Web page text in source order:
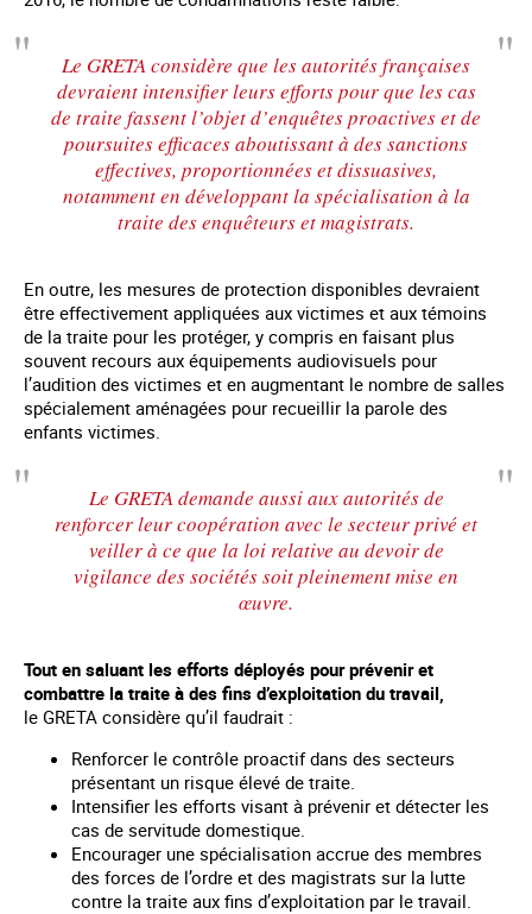
Le GRETA considère que les autorités françaises
devraient intensifier leurs efforts pour que les cas
de traite fassent l’objet d’enquêtes proactives et de
poursuites efficaces aboutissant à des sanctions
effectives, proportionnées et dissuasives,
notamment en développant la spécialisation à la
traite des enquêteurs et magistrats.
En outre, les mesures de protection disponibles devraient
être effectivement appliquées aux victimes et aux témoins
de la traite pour les protéger, y compris en faisant plus
souvent recours aux équipements audiovisuels pour
l’audition des victimes et en augmentant le nombre de salles
spécialement aménagées pour recueillir la parole des
enfants victimes.
Le GRETA demande aussi aux autorités de
renforcer leur coopération avec le secteur privé et
veiller à ce que la loi relative au devoir de
vigilance des sociétés soit pleinement mise en
œuvre.
Tout en saluant les efforts déployés pour prévenir et
combattre la traite à des fins d’exploitation du travail,
le GRETA considère qu’il faudrait :
Renforcer le contrôle proactif dans des secteurs
présentant un risque élevé de traite.
Intensifier les efforts visant à prévenir et détecter les
cas de servitude domestique.
Encourager une spécialisation accrue des membres
des forces de l’ordre et des magistrats sur la lutte
contre la traite aux fins d’exploitation par le travail.